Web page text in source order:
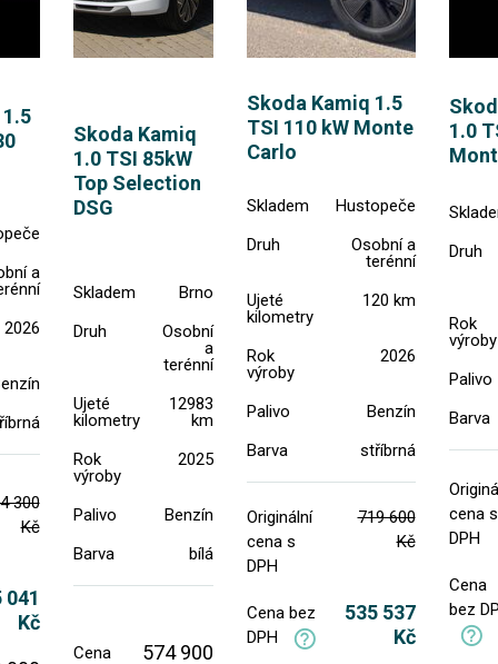
a
2026
300
Kč
041
Kč
Skoda Kamiq
1.0 TSI 85kW
Top Selection
DSG
Skladem
Brno
Druh
Osobní
a
terénní
Ujeté
kilometry
12983
km
Rok
výroby
2025
Palivo
Benzín
Barva
bílá
Cena
574 900
Skoda Kamiq 1.5
TSI 110 kW Monte
Carlo
Skladem
Hustopeče
Druh
Osobní a
terénní
Ujeté
kilometry
120 km
Rok
výroby
2026
Palivo
Benzín
Barva
stříbrná
Originální
cena s
DPH
719 600
Kč
Cena bez
DPH
535 537
Kč
1.0
Druh
Rok
výroby
Palivo
Barva
cena s
DPH
Cena
bez